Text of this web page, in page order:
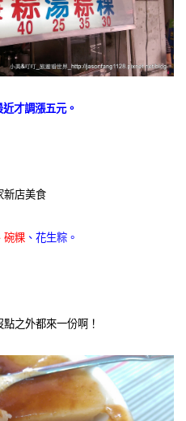
近才調漲五元。
新店美食
碗粿 、花生粽。
之外都來一份啊！